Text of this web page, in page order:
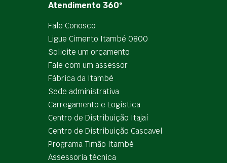
Atendimento 360º
Fale Conosco
Ligue Cimento Itambé 0800
Solicite um orçamento
Fale com um assessor
Fábrica da Itambé
Sede administrativa
Carregamento e Logística
Centro de Distribuição Itajaí
Centro de Distribuição Cascavel
Programa Timão Itambé
Assessoria técnica